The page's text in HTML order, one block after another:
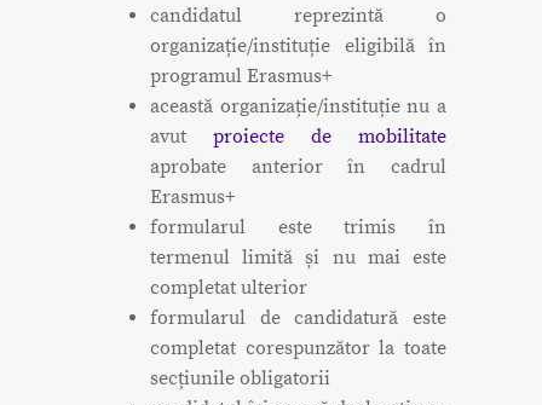
candidatul reprezintă o
organizație/instituție eligibilă în
programul Erasmus+
această organizație/instituție nu a
avut proiecte de mobilitate
aprobate anterior în cadrul
Erasmus+
formularul este trimis în
termenul limită și nu mai este
completat ulterior
formularul de candidatură este
completat corespunzător la toate
secțiunile obligatorii